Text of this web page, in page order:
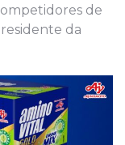
de
da